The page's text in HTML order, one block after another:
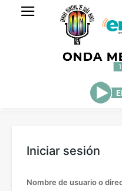
Iniciar sesión
Nombre de usuario o